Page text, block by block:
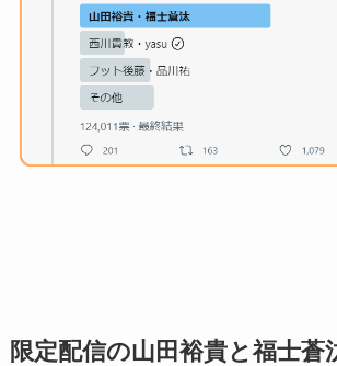
限定配信の山田裕貴と福士蒼